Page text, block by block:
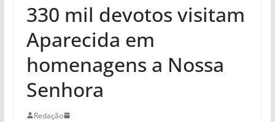
330 mil devotos visitam
Aparecida em
homenagens a Nossa
Senhora
Redação